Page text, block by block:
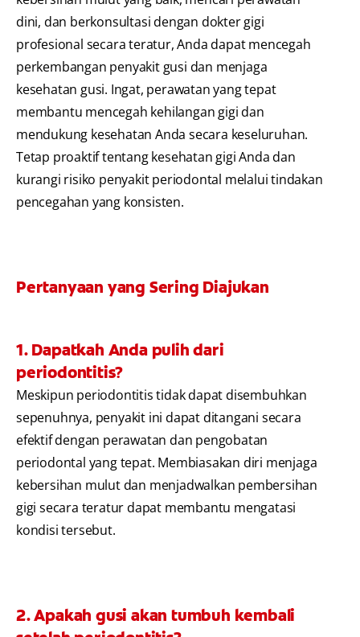
dini, dan berkonsultasi dengan dokter gigi
profesional secara teratur, Anda dapat mencegah
perkembangan penyakit gusi dan menjaga
kesehatan gusi. Ingat, perawatan yang tepat
membantu mencegah kehilangan gigi dan
mendukung kesehatan Anda secara keseluruhan.
Tetap proaktif tentang kesehatan gigi Anda dan
kurangi risiko penyakit periodontal melalui tindakan
pencegahan yang konsisten.
Pertanyaan yang Sering Diajukan
1. Dapatkah Anda pulih dari
periodontitis?
Meskipun periodontitis tidak dapat disembuhkan
sepenuhnya, penyakit ini dapat ditangani secara
efektif dengan perawatan dan pengobatan
periodontal yang tepat. Membiasakan diri menjaga
kebersihan mulut dan menjadwalkan pembersihan
gigi secara teratur dapat membantu mengatasi
kondisi tersebut.
2. Apakah gusi akan tumbuh kembali